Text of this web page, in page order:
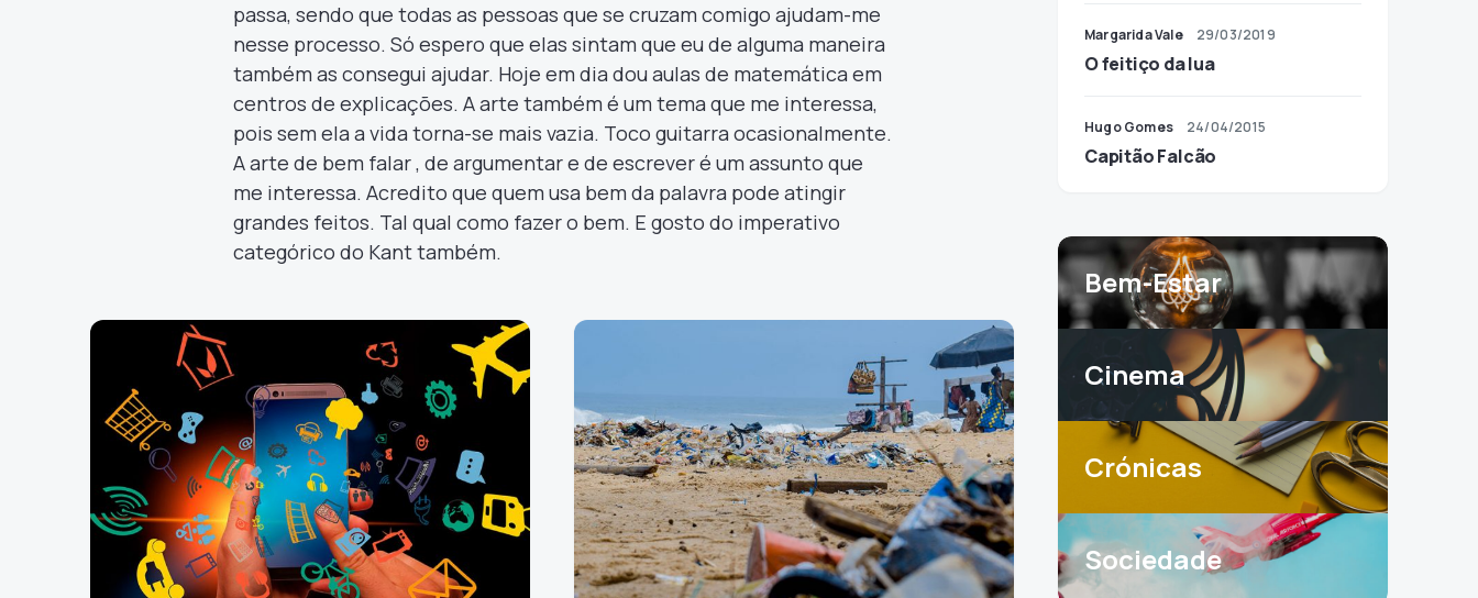
passa, sendo que todas as pessoas que se cruzam comigo ajudam-me
nesse processo. Só espero que elas sintam que eu de alguma maneira
também as consegui ajudar. Hoje em dia dou aulas de matemática em
centros de explicações. A arte também é um tema que me interessa,
pois sem ela a vida torna-se mais vazia. Toco guitarra ocasionalmente.
A arte de bem falar , de argumentar e de escrever é um assunto que
me interessa. Acredito que quem usa bem da palavra pode atingir
grandes feitos. Tal qual como fazer o bem. E gosto do imperativo
categórico do Kant também.
Margarida Vale 29/03/2019
O feitiço da lua
Hugo Gomes 24/04/2015
Capitão Falcão
Bem-Estar
Cinema
Crónicas
Sociedade